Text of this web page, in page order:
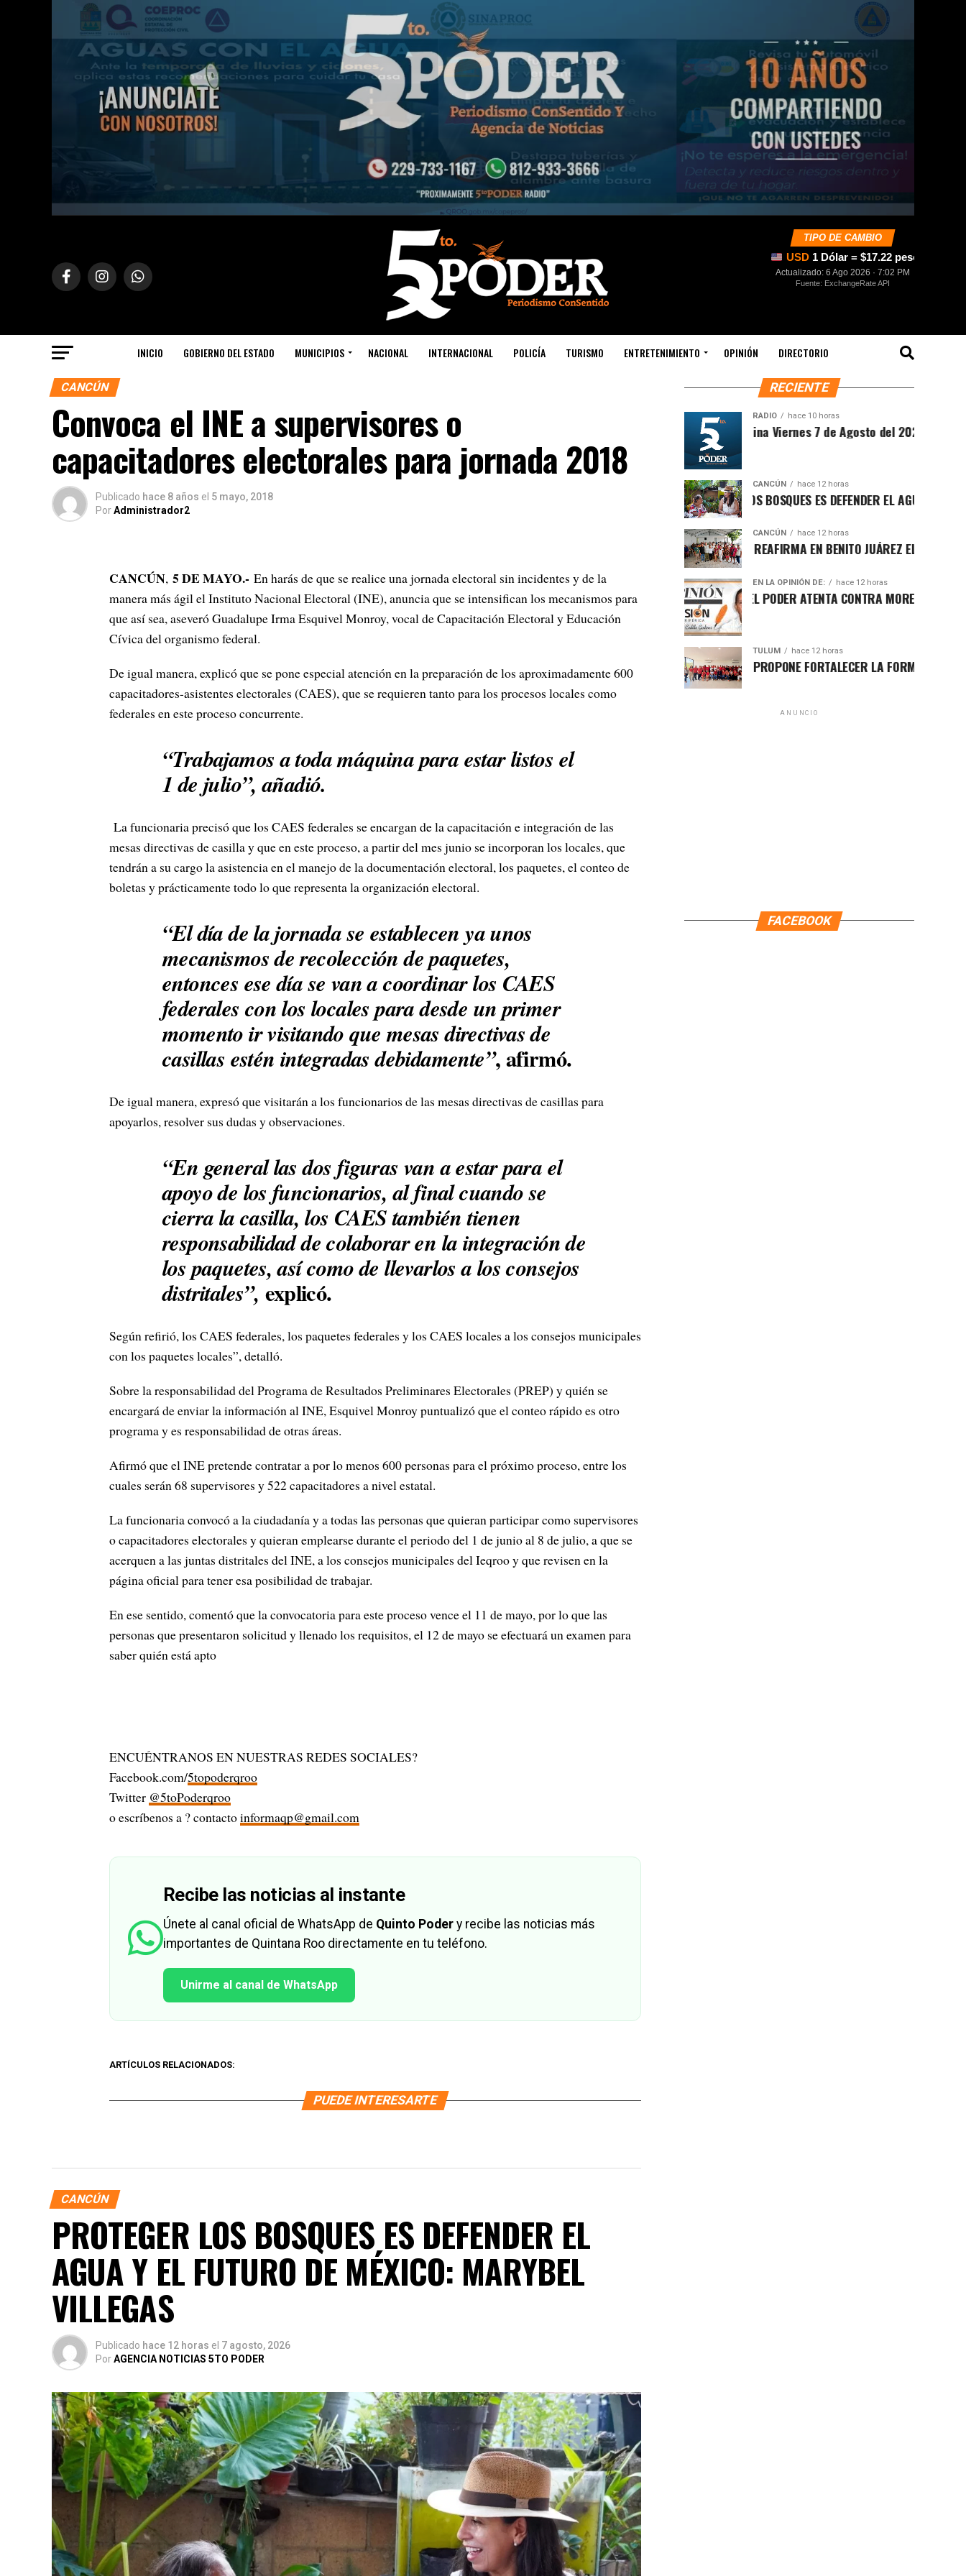
TIPO DE CAMBIO
USD 1 Dólar = $17.22 pesos
Actualizado: 6 Ago 2026 · 7:02 PM
Fuente: ExchangeRate API
INICIO GOBIERNO DEL ESTADO MUNICIPIOS NACIONAL INTERNACIONAL POLICÍA TURISMO ENTRETENIMIENTO OPINIÓN DIRECTORIO
CANCÚN
Convoca el INE a supervisores o
capacitadores electorales para jornada 2018
Publicado hace 8 años el 5 mayo, 2018
PorAdministrador2
CANCÚN, 5 DE MAYO.- En harás de que se realice una jornada electoral sin incidentes y de la
manera más ágil el Instituto Nacional Electoral (INE), anuncia que se intensifican los mecanismos para
que así sea, aseveró Guadalupe Irma Esquivel Monroy, vocal de Capacitación Electoral y Educación
Cívica del organismo federal.
De igual manera, explicó que se pone especial atención en la preparación de los aproximadamente 600
capacitadores-asistentes electorales (CAES), que se requieren tanto para los procesos locales como
federales en este proceso concurrente.
“Trabajamos a toda máquina para estar listos el
1 de julio”, añadió.
La funcionaria precisó que los CAES federales se encargan de la capacitación e integración de las
mesas directivas de casilla y que en este proceso, a partir del mes junio se incorporan los locales, que
tendrán a su cargo la asistencia en el manejo de la documentación electoral, los paquetes, el conteo de
boletas y prácticamente todo lo que representa la organización electoral.
“El día de la jornada se establecen ya unos
mecanismos de recolección de paquetes,
entonces ese día se van a coordinar los CAES
federales con los locales para desde un primer
momento ir visitando que mesas directivas de
casillas estén integradas debidamente”, afirmó.
De igual manera, expresó que visitarán a los funcionarios de las mesas directivas de casillas para
apoyarlos, resolver sus dudas y observaciones.
“En general las dos figuras van a estar para el
apoyo de los funcionarios, al final cuando se
cierra la casilla, los CAES también tienen
responsabilidad de colaborar en la integración de
los paquetes, así como de llevarlos a los consejos
distritales”, explicó.
Según refirió, los CAES federales, los paquetes federales y los CAES locales a los consejos municipales
con los paquetes locales”, detalló.
Sobre la responsabilidad del Programa de Resultados Preliminares Electorales (PREP) y quién se
encargará de enviar la información al INE, Esquivel Monroy puntualizó que el conteo rápido es otro
programa y es responsabilidad de otras áreas.
Afirmó que el INE pretende contratar a por lo menos 600 personas para el próximo proceso, entre los
cuales serán 68 supervisores y 522 capacitadores a nivel estatal.
La funcionaria convocó a la ciudadanía y a todas las personas que quieran participar como supervisores
o capacitadores electorales y quieran emplearse durante el periodo del 1 de junio al 8 de julio, a que se
acerquen a las juntas distritales del INE, a los consejos municipales del Ieqroo y que revisen en la
página oficial para tener esa posibilidad de trabajar.
En ese sentido, comentó que la convocatoria para este proceso vence el 11 de mayo, por lo que las
personas que presentaron solicitud y llenado los requisitos, el 12 de mayo se efectuará un examen para
saber quién está apto
ENCUÉNTRANOS EN NUESTRAS REDES SOCIALES?
Facebook.com/5topoderqroo
Twitter @5toPoderqroo
o escríbenos a ? contactoinformaqp@gmail.com
Recibe las noticias al instante
Únete al canal oficial de WhatsApp de Quinto Poder y recibe las noticias más
importantes de Quintana Roo directamente en tu teléfono.
Unirme al canal de WhatsApp
ARTÍCULOS RELACIONADOS:
PUEDE INTERESARTE
CANCÚN
PROTEGER LOS BOSQUES ES DEFENDER EL
AGUA Y EL FUTURO DE MÉXICO: MARYBEL
VILLEGAS
Publicado hace 12 horas el 7 agosto, 2026
PorAGENCIA NOTICIAS 5TO PODER
RECIENTE
RADIO hace 10 horas
Sintesis Matutina Viernes 7 de Agosto del 2026
CANCÚN hace 12 horas
PROTEGER LOS BOSQUES ES DEFENDER EL AGUA Y EL
CANCÚN hace 12 horas
RAFA MARÍN REAFIRMA EN BENITO JUÁREZ EL LLAMADO A
EN LA OPINIÓN DE: hace 12 horas
LUCHA POR EL PODER ATENTA CONTRA MORENA EN Q.ROO
TULUM hace 12 horas
HUGO ALDAY PROPONE FORTALECER LA FORMACIÓN
ANUNCIO
FACEBOOK